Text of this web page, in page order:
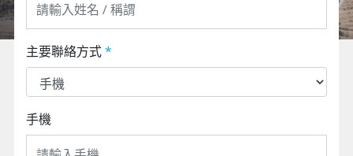
主要聯絡方式*
手機